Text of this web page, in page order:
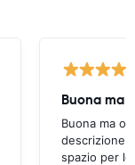
Buona ma
Buona ma
descrizione
spazio per